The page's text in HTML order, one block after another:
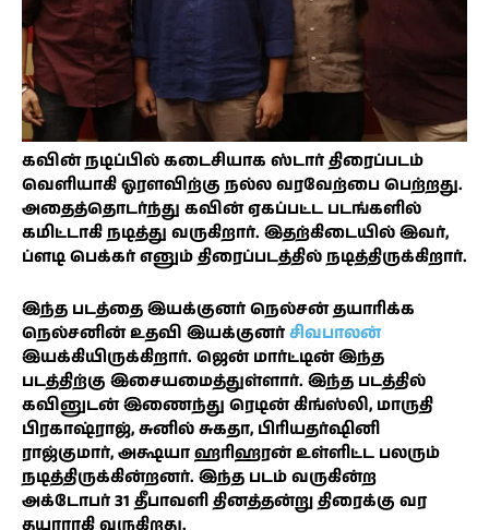
கவின் நடிப்பில் கடைசியாக ஸ்டார் திரைப்படம்
வெளியாகி ஓரளவிற்கு நல்ல வரவேற்பை பெற்றது.
அதைத்தொடர்ந்து கவின் ஏகப்பட்ட படங்களில்
கமிட்டாகி நடித்து வருகிறார். இதற்கிடையில் இவர்,
ப்ளடி பெக்கர் எனும் திரைப்படத்தில் நடித்திருக்கிறார்.
இந்த படத்தை இயக்குனர் நெல்சன் தயாரிக்க
நெல்சனின் உதவி இயக்குனர்சிவபாலன்
இயக்கியிருக்கிறார். ஜென் மார்ட்டின் இந்த
படத்திற்கு இசையமைத்துள்ளார். இந்த படத்தில்
கவினுடன் இணைந்து ரெடின் கிங்ஸ்லி, மாருதி
பிரகாஷ்ராஜ், சுனில் சுகதா, பிரியதர்ஷினி
ராஜ்குமார், அக்ஷயா ஹரிஹரன் உள்ளிட்ட பலரும்
நடித்திருக்கின்றனர். இந்த படம் வருகின்ற
அக்டோபர் 31 தீபாவளி தினத்தன்று திரைக்கு வர
தயாராகி வருகிறது.